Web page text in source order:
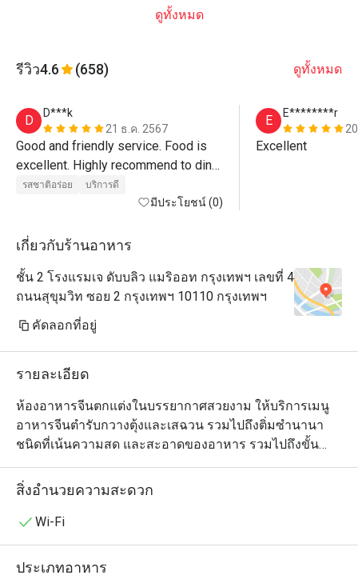
ดูทั้งหมด
รีวิว4.6 (658) ดูทั้งหมด
D
D***k
21 ธ.ค. 2567
Good and friendly service. Food is
excellent. Highly recommend to dine
at this restaurant.
รสชาติอร่อย บริการดี
มีประโยชน์ (0)
E
E********r
Excellent
เกี่ยวกับร้านอาหาร
ชั้น 2 โรงแรมเจ ดับบลิว แมริออท กรุงเทพฯ เลขที่ 4
ถนนสุขุมวิท ซอย 2 กรุงเทพฯ 10110 กรุงเทพฯ
คัดลอกที่อยู่
รายละเอียด
ห้องอาหารจีนตกแต่งในบรรยากาศสวยงาม ให้บริการเมนู
อาหารจีนตำรับกวางตุ้งและเสฉวน รวมไปถึงติ่มซำนานา
ชนิดที่เน้นความสด และสะอาดของอาหาร รวมไปถึงขั้น
ตอนการทำอย่างพิถีพิถัน ภายใต้การดูแลของหัวหน้าพ่อครัว
ใหญ่ของโรงแรมฯ
Man Ho @ JW Marriott Bangkok เป็นห้องอาหารจีนระดับ
ชั้น 2 ของโรงแรม JW Marriott Bangkok เดินทางสะดวก
สิ่งอำนวยความสะดวก
Wi-Fi
ประเภทอาหาร